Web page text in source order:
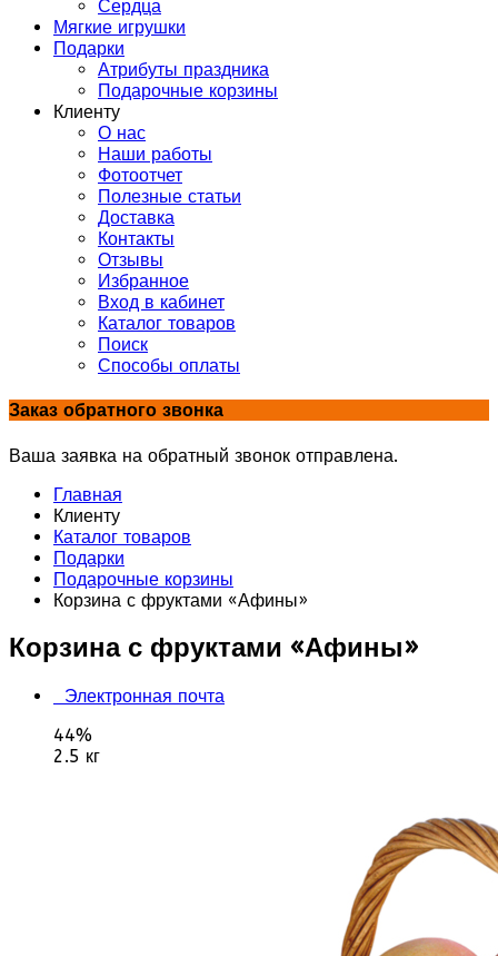
Сердца
Мягкие игрушки
Подарки
Атрибуты праздника
Подарочные корзины
Клиенту
О нас
Наши работы
Фотоотчет
Полезные статьи
Доставка
Контакты
Отзывы
Избранное
Вход в кабинет
Каталог товаров
Поиск
Способы оплаты
Заказ обратного звонка
Ваша заявка на обратный звонок отправлена.
Главная
Клиенту
Каталог товаров
Подарки
Подарочные корзины
Корзина с фруктами «Афины»
Корзина с фруктами «Афины»
Электронная почта
44%
2.5 кг